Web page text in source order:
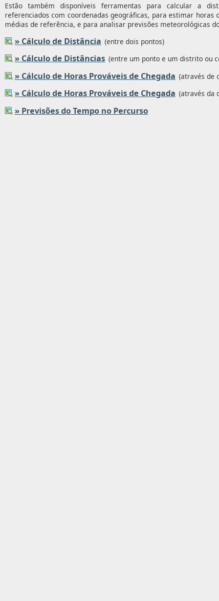
Estão também disponíveis ferramentas para calcular a
referenciados com coordenadas geográficas, para estimar horas
médias de referência, e para analisar previsões meteorológicas
» Cálculo de Distância (entre dois pontos)
» Cálculo de Distâncias (entre um ponto e um distrito ou
» Cálculo de Horas Prováveis de Chegada (através de
» Cálculo de Horas Prováveis de Chegada (através da
» Previsões do Tempo no Percurso